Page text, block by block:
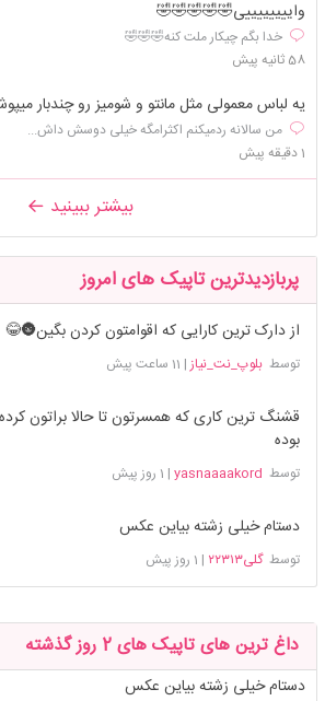
واییییییییی🤣🤣🤣🤣🤣
خدا بگم چیکار ملت کنه🤣🤣🤣
58 ثانیه پیش
یه لباس معمولی مثل مانتو و شومیز رو چندبار
من سالانه ردمیکنم اکثرامگه خیلی دوسش داش...
1 دقیقه پیش
بیشتر ببینید
پربازدیدترین تاپیک های امروز
از دارک ترین کارایی که اقوامتون کردن بگین🌚😂
توسطبلوپ_نت_نیاز | 11 ساعت پیش
قشنگ ترین کاری که همسرتون تا حالا براتون
بوده
توسط yasnaaaakord
| 1 روز پیش
دستام خیلی زشته بیاین عکس
توسطگلی۲۲۳۱۳ | 1 روز پیش
داغ ترین های تاپیک های 2 روز گذشته
دستام خیلی زشته بیاین عکس